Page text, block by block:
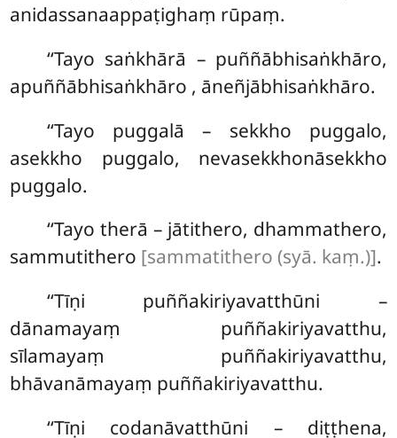
anidassanaappaṭighaṃ rūpaṃ.
‘‘Tayo saṅkhārā – puññābhisaṅkhāro,
apuññābhisaṅkhāro , āneñjābhisaṅkhāro.
‘‘Tayo puggalā – sekkho puggalo,
asekkho puggalo, nevasekkhonāsekkho
puggalo.
‘‘Tayo therā – jātithero, dhammathero,
sammutithero [sammatithero (syā. kaṃ.)].
‘‘Tīṇi puññakiriyavatthūni –
dānamayaṃ puññakiriyavatthu,
sīlamayaṃ puññakiriyavatthu,
bhāvanāmayaṃ puññakiriyavatthu.
‘‘Tīṇi codanāvatthūni – diṭṭhena,